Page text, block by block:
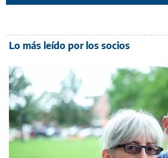
Lo más leído por los socios